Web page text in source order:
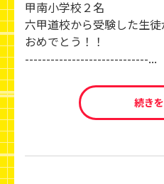
甲南小学校２名
六甲道校から受験した生
おめでとう！！
-----------------------------...
続き